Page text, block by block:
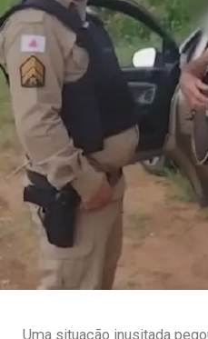
Uma situação inusitada